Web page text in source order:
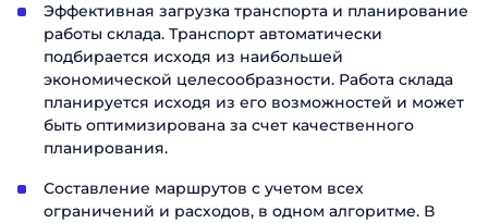
Эффективная загрузка транспорта и планирование
работы склада. Транспорт автоматически
подбирается исходя из наибольшей
экономической целесообразности. Работа склада
планируется исходя из его возможностей и может
быть оптимизирована за счет качественного
планирования.
Составление маршрутов с учетом всех
ограничений и расходов, в одном алгоритме. В